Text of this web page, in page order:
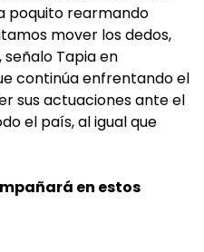
poquito rearmando
mover los dedos,
Tapia en
continúa enfrentando el
sus actuaciones ante el
el país, al igual que
en estos